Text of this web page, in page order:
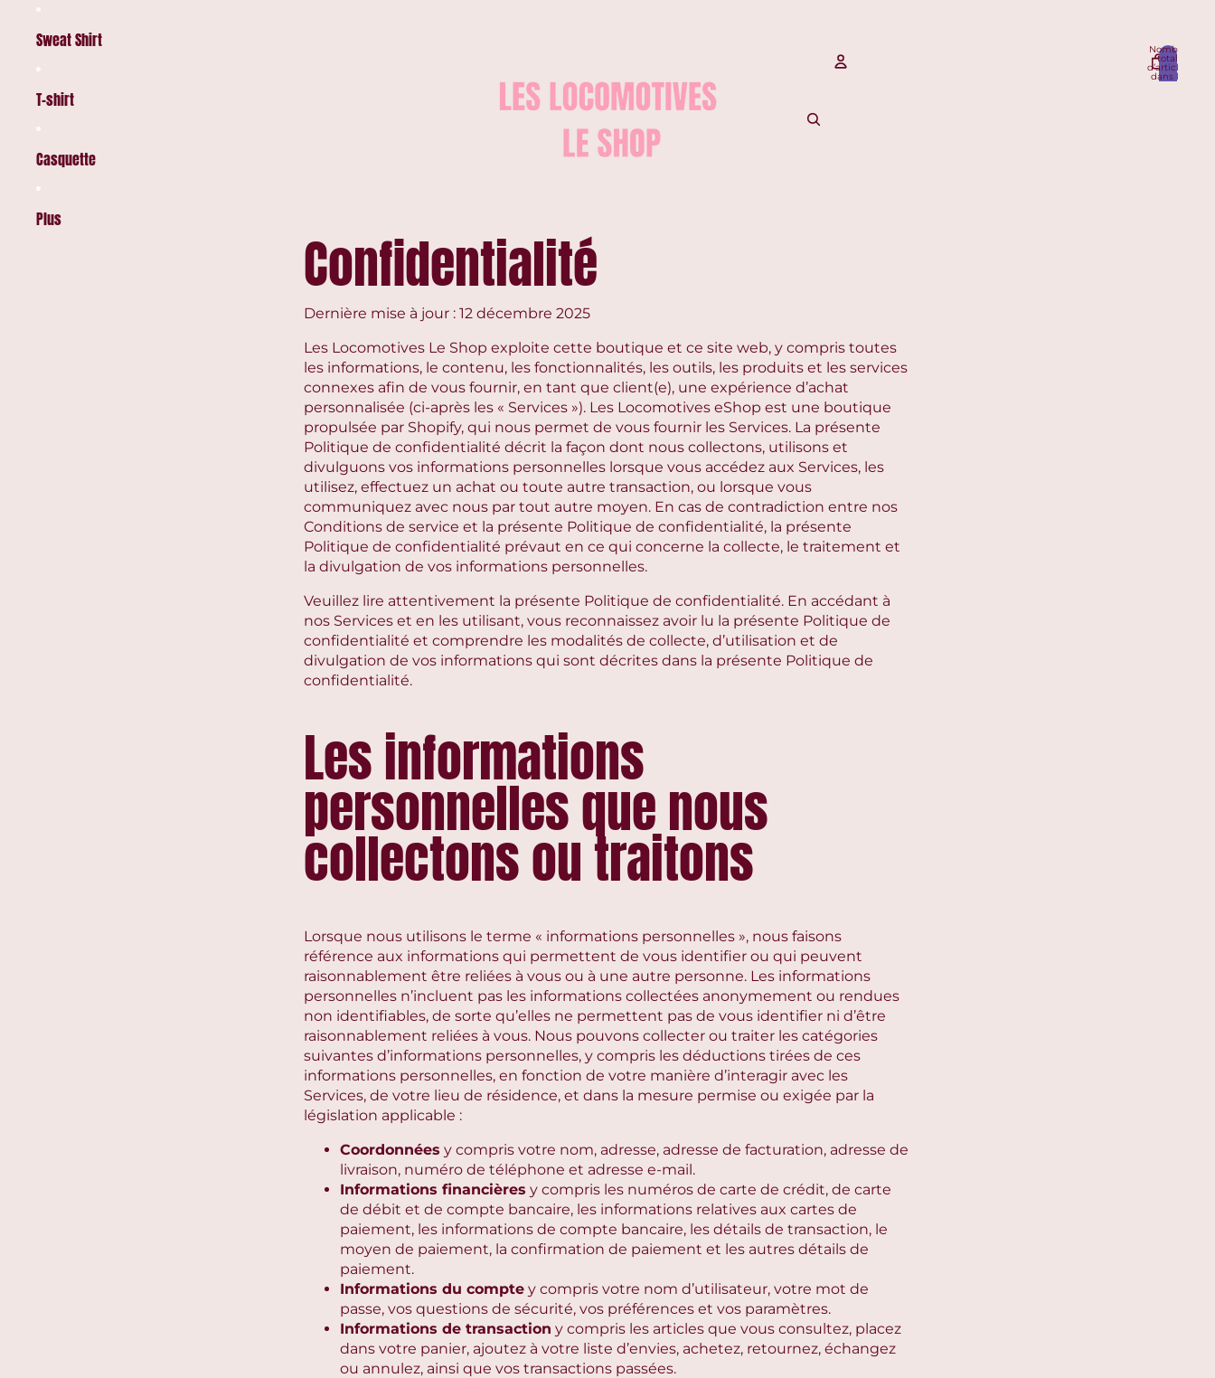
Sweat Shirt
T-shirt
Casquette
Plus
Nombre
total
d’articles
dans le
Confidentialité
Dernière mise à jour : 12 décembre 2025
Les Locomotives Le Shop exploite cette boutique et ce site web, y compris toutes
les informations, le contenu, les fonctionnalités, les outils, les produits et les services
connexes afin de vous fournir, en tant que client(e), une expérience d’achat
personnalisée (ci-après les « Services »). Les Locomotives eShop est une boutique
propulsée par Shopify, qui nous permet de vous fournir les Services. La présente
Politique de confidentialité décrit la façon dont nous collectons, utilisons et
divulguons vos informations personnelles lorsque vous accédez aux Services, les
utilisez, effectuez un achat ou toute autre transaction, ou lorsque vous
communiquez avec nous par tout autre moyen. En cas de contradiction entre nos
Conditions de service et la présente Politique de confidentialité, la présente
Politique de confidentialité prévaut en ce qui concerne la collecte, le traitement et
la divulgation de vos informations personnelles.
Veuillez lire attentivement la présente Politique de confidentialité. En accédant à
nos Services et en les utilisant, vous reconnaissez avoir lu la présente Politique de
confidentialité et comprendre les modalités de collecte, d’utilisation et de
divulgation de vos informations qui sont décrites dans la présente Politique de
confidentialité.
Les informations
personnelles que nous
collectons ou traitons
Lorsque nous utilisons le terme « informations personnelles », nous faisons
référence aux informations qui permettent de vous identifier ou qui peuvent
raisonnablement être reliées à vous ou à une autre personne. Les informations
personnelles n’incluent pas les informations collectées anonymement ou rendues
non identifiables, de sorte qu’elles ne permettent pas de vous identifier ni d’être
raisonnablement reliées à vous. Nous pouvons collecter ou traiter les catégories
suivantes d’informations personnelles, y compris les déductions tirées de ces
informations personnelles, en fonction de votre manière d’interagir avec les
Services, de votre lieu de résidence, et dans la mesure permise ou exigée par la
législation applicable :
Coordonnées y compris votre nom, adresse, adresse de facturation, adresse de
livraison, numéro de téléphone et adresse e-mail.
Informations financières y compris les numéros de carte de crédit, de carte
de débit et de compte bancaire, les informations relatives aux cartes de
paiement, les informations de compte bancaire, les détails de transaction, le
moyen de paiement, la confirmation de paiement et les autres détails de
paiement.
Informations du compte y compris votre nom d’utilisateur, votre mot de
passe, vos questions de sécurité, vos préférences et vos paramètres.
Informations de transaction y compris les articles que vous consultez, placez
dans votre panier, ajoutez à votre liste d’envies, achetez, retournez, échangez
ou annulez, ainsi que vos transactions passées.